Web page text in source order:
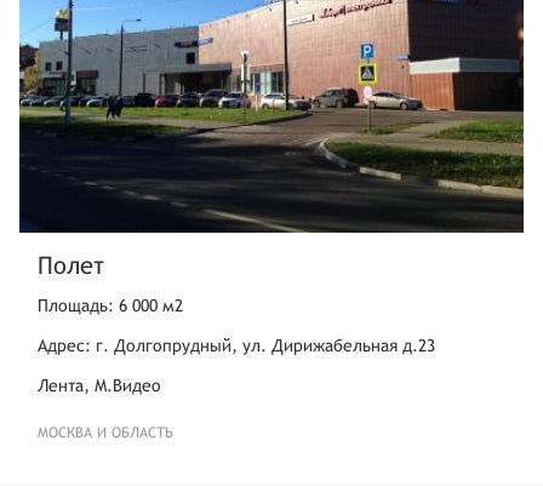
Полет
Площадь: 6 000 м2
Адрес: г. Долгопрудный, ул. Дирижабельная д.23
Лента, М.Видео
МОСКВА И ОБЛАСТЬ